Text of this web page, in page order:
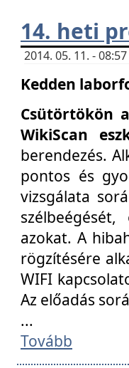
14. heti
2014. 05. 11. -
Kedden
Csütörtökön
WikiScan
berendezés.
pontos és
vizsgálata
azokat. A
rögzítésére
WIFI
Az előadás
...
Tovább